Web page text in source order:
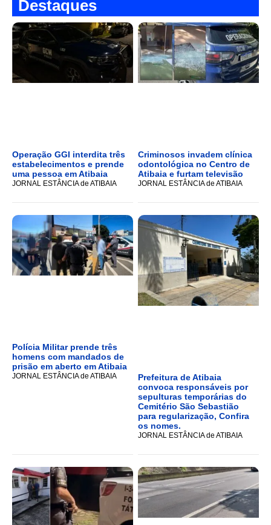
Destaques
Operação GGI interdita três
estabelecimentos e prende
uma pessoa em Atibaia
JORNAL ESTÂNCIA de ATIBAIA
Criminosos invadem clínica
odontológica no Centro de
Atibaia e furtam televisão
JORNAL ESTÂNCIA de ATIBAIA
Polícia Militar prende três
homens com mandados de
prisão em aberto em Atibaia
JORNAL ESTÂNCIA de ATIBAIA
Prefeitura de Atibaia
convoca responsáveis por
sepulturas temporárias do
Cemitério São Sebastião
para regularização, Confira
os nomes.
JORNAL ESTÂNCIA de ATIBAIA